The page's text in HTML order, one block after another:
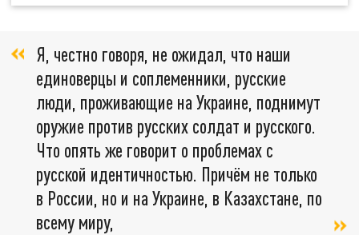
Я, честно говоря, не ожидал, что наши
единоверцы и соплеменники, русские
люди, проживающие на Украине, поднимут
оружие против русских солдат и русского.
Что опять же говорит о проблемах с
русской идентичностью. Причём не только
в России, но и на Украине, в Казахстане, по
всему миру,